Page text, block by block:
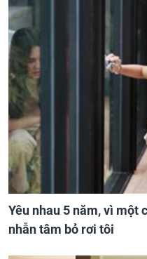
Yêu nhau 5 năm, vì một
nhẫn tâm bỏ rơi tôi